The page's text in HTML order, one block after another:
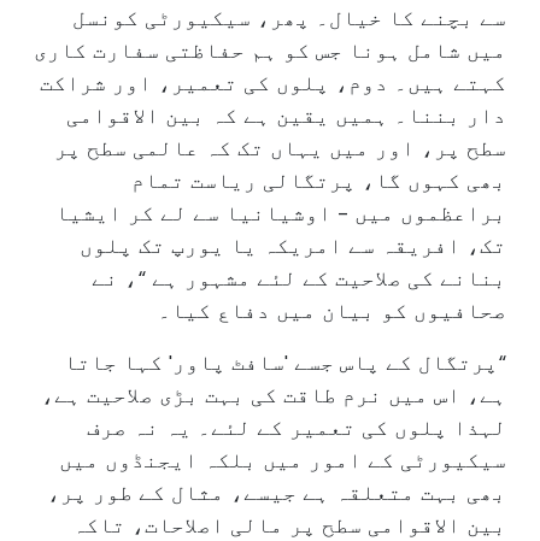
سے بچنے کا خیال۔ پھر، سیکیورٹی کونسل
میں شامل ہونا جس کو ہم حفاظتی سفارت کاری
کہتے ہیں۔ دوم، پلوں کی تعمیر، اور شراکت
دار بننا۔ ہمیں یقین ہے کہ بین الاقوامی
سطح پر، اور میں یہاں تک کہ عالمی سطح پر
بھی کہوں گا، پرتگالی ریاست تمام
براعظموں میں - اوشیانیا سے لے کر ایشیا
تک، افریقہ سے امریکہ یا یورپ تک پلوں
بنانے کی صلاحیت کے لئے مشہور ہے “، نے
صحافیوں کو بیان میں دفاع کیا۔
“پرتگال کے پاس جسے 'سافٹ پاور' کہا جاتا
ہے، اس میں نرم طاقت کی بہت بڑی صلاحیت ہے،
لہذا پلوں کی تعمیر کے لئے۔ یہ نہ صرف
سیکیورٹی کے امور میں بلکہ ایجنڈوں میں
بھی بہت متعلقہ ہے جیسے، مثال کے طور پر،
بین الاقوامی سطح پر مالی اصلاحات، تاکہ